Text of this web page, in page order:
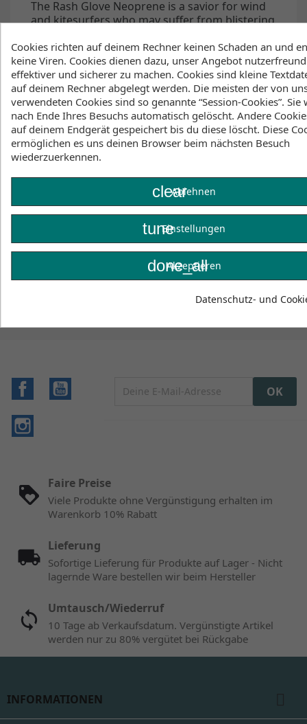
The Rash Glove Neoprene is a savior for wind
and kitesurfers who may suffer from blistering
or boom too tight. Featuring an amara
(synthetic leather) palm and Velcro wrist strap
to find your perfect fit,the Rash Gloves
combine ultimate protection with minimal
design. The outer layer of neoprene and
overlock stitch technology give these gloves
additional warmth.
product code: 35015.230301
Features
Overlock stitch technology
Velcro wrist strap
Facebook
Faire Preise
Viele Produkte ohne Vergünstigung erhalten im
Warenkorb 10% Rabatt
Lieferung
Sofortige Lieferung für Produkte auf Lager - Nicht
lagernde Ware bestellen wir beim Hersteller
Umtausch/Wiederruf
10 Tage ab Verkaufsdatum. Vergünstigte Artikel
werden nur zu 80% vergütet bei Rückgabe
INFORMATIONEN
Cookies richten auf deinem Rechner keinen Schaden an und
keine Viren. Cookies dienen dazu, unser Angebot
effektiver und sicherer zu machen. Cookies sind kleine
auf deinem Rechner abgelegt werden. Die meisten der von
verwendeten Cookies sind so genannte “Session-Cookies”. Sie
nach Ende Ihres Besuchs automatisch gelöscht. Andere
auf deinem Endgerät gespeichert bis du diese löscht. Diese
ermöglichen es uns deinen Browser beim nächsten Besuch
wiederzuerkennen.
clearAblehnen
tuneEinstellungen
done_all
Akzeptieren
Datenschutz- und